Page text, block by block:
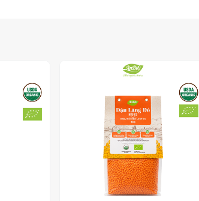
chất tự nhiên: